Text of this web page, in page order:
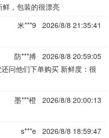
，包装的很漂亮
米***9
2026/8/8 21:35:41
防***搏
2026/8/8 20:59:05
问他们下单购买 新鲜度：很
墨***橙
2026/8/8 20:00:13
s***e
2026/8/8 18:59:47